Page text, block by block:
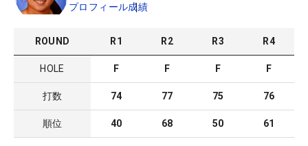
プロフィール成績
ROUND R1 R2 R3 R4
HOLE F F F F
打数 74 77 75 76
順位 40 68 50 61